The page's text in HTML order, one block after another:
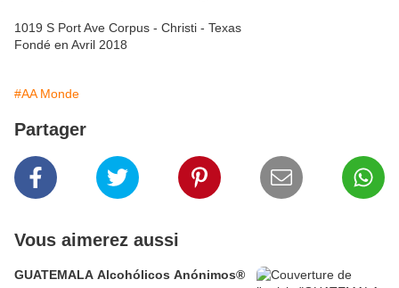
1019 S Port Ave Corpus - Christi - Texas
Fondé en Avril 2018
#AA Monde
Partager
Vous aimerez aussi
GUATEMALA Alcohólicos Anónimos®